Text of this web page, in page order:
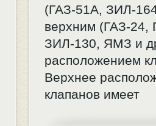
(ГАЗ-51А, ЗИЛ-
верхним (ГАЗ-24,
ЗИЛ-130, ЯМЗ и
расположением
Верхнее
клапанов имеет